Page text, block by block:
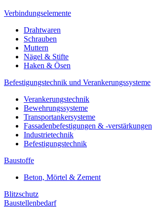
Verbindungselemente
Drahtwaren
Schrauben
Muttern
Nägel & Stifte
Haken & Ösen
Befestigungstechnik und Verankerungssysteme
Verankerungstechnik
Bewehrungssysteme
Transportankersysteme
Fassadenbefestigungen & -verstärkungen
Industrietechnik
Befestigungstechnik
Baustoffe
Beton, Mörtel & Zement
Blitzschutz
Baustellenbedarf